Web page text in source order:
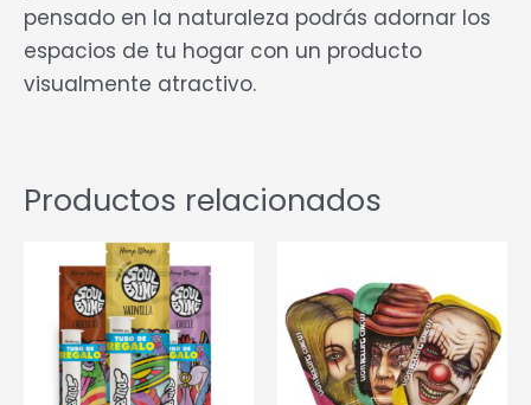
pensado en la naturaleza podrás adornar los
espacios de tu hogar con un producto
visualmente atractivo.
Productos relacionados